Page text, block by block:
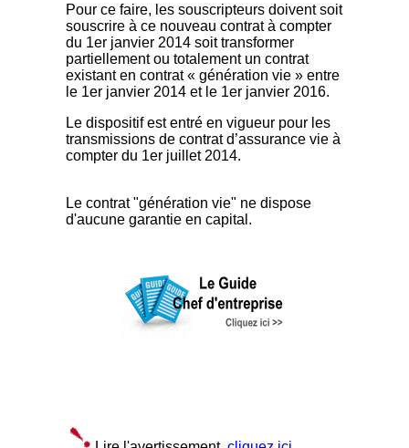
Pour ce faire, les souscripteurs doivent soit
souscrire à ce nouveau contrat à compter
du 1er janvier 2014 soit transformer
partiellement ou totalement un contrat
existant en contrat « génération vie » entre
le 1er janvier 2014 et le 1er janvier 2016.
Le dispositif est entré en vigueur pour les
transmissions de contrat d’assurance vie à
compter du 1er juillet 2014.
Le contrat "génération vie" ne dispose
d'aucune garantie en capital.